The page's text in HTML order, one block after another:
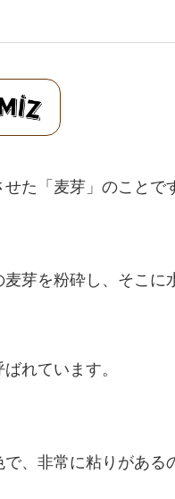
た「麦芽」のことで
芽を粉砕し、そこ
れています。
、非常に粘りがある